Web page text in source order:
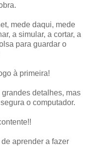
mede daqui, mede
a simular, a cortar, a
para guardar o
à primeira!
detalhes, mas
o computador.
aprender a fazer